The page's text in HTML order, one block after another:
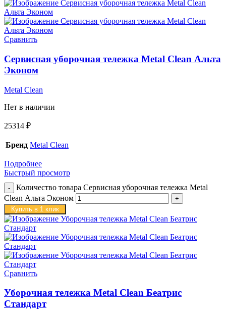
Сравнить
Сервисная уборочная тележка Metal Clean Альта
Эконом
Metal Clean
Нет в наличии
25314 ₽
Бренд Metal Clean
Подробнее
Быстрый просмотр
Количество товара Сервисная уборочная тележка Metal
Clean Альта Эконом
Купить в 1 клик
Сравнить
Уборочная тележка Metal Clean Беатрис
Стандарт